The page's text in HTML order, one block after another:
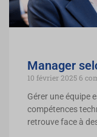
Manager
10 février 2025 6
Gérer une équipe
compétences
retrouve face à